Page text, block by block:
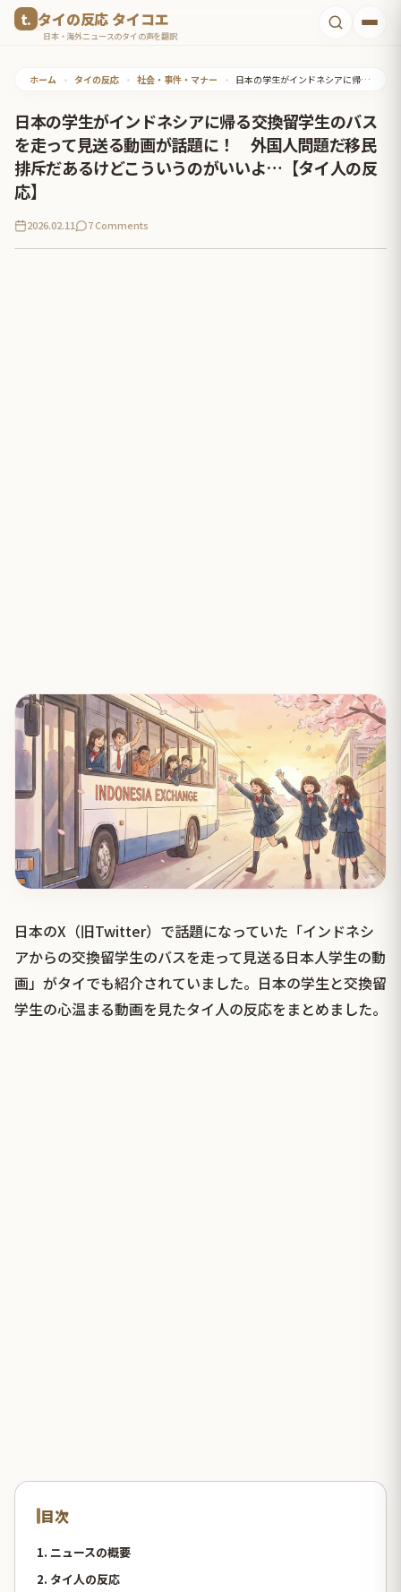
タイの反応 タイコエ
日本・海外ニュースのタイの声を翻訳
ホーム • タイの反応 • 社会・事件・マナー • 日本の学生がインドネシアに帰る交換留学生のバスを走って見送る動画が話題に！ 外国人問題だ移民排斥だあるけどこういうのがいいよ…【タイ人の反応】
日本の学生がインドネシアに帰る交換留学生のバス
を走って見送る動画が話題に！ 外国人問題だ移民
排斥だあるけどこういうのがいいよ…【タイ人の反
応】
2026.02.11 7 Comments
日本のX（旧Twitter）で話題になっていた「インドネシ
アからの交換留学生のバスを走って見送る日本人学生の動
画」がタイでも紹介されていました。日本の学生と交換留
学生の心温まる動画を見たタイ人の反応をまとめました。
目次
1. ニュースの概要
2. タイ人の反応